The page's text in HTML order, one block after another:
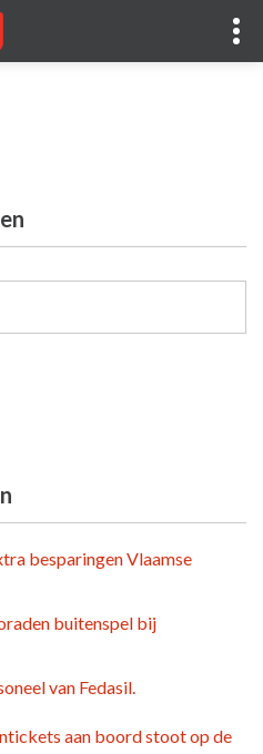
besparingen Vlaamse
buitenspel bij
van Fedasil.
aan boord stoot op de